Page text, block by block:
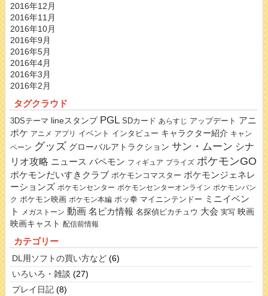
2016年12月
2016年11月
2016年10月
2016年9月
2016年5月
2016年4月
2016年3月
2016年2月
タグクラウド
3DSテーマ lineスタンプ PGL SDカード あらすじ アップデート アニ
ポケ アニメ アプリ イベント インタビュー キャラクター紹介 キャン
ペーン グッズ グローバルアトラクション サン・ムーン シナ
リオ攻略 ニュース パペモン フィギュア プライズ ポケモンGO
ポケモンだいすきクラブ ポケモンコマスター ポケモンジェネレ
ーションズ ポケモンセンター ポケモンセンターオンライン ポケモンバン
ク ポケモン映画 ポケモン本編 ポッ拳 マイニンテンドー ミニイベン
ト
メガストーン 動画 名ピカ情報 名探偵ピカチュウ 大会 実写 映画
映画キャスト 配信前情報
カテゴリー
DL用ソフトの買い方など (6)
いろいろ・雑談 (27)
プレイ日記 (8)